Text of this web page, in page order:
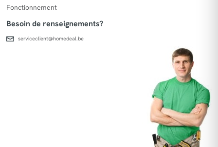
Fonctionnement
Besoin de renseignements?
serviceclient@homedeal.be